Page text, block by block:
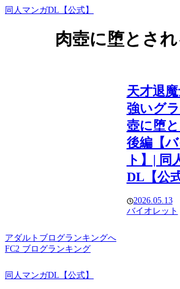
同人マンガDL【公式】
肉壺に堕とさ
天才退
強いグ
壺に堕
後編【
ト】| 同
DL【公式
2026.05.13
バイオレット
アダルトブログランキングへ
FC2 ブログランキング
同人マンガDL【公式】